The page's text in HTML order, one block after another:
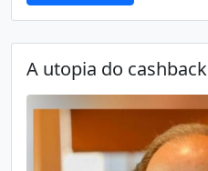
A utopia do cashback